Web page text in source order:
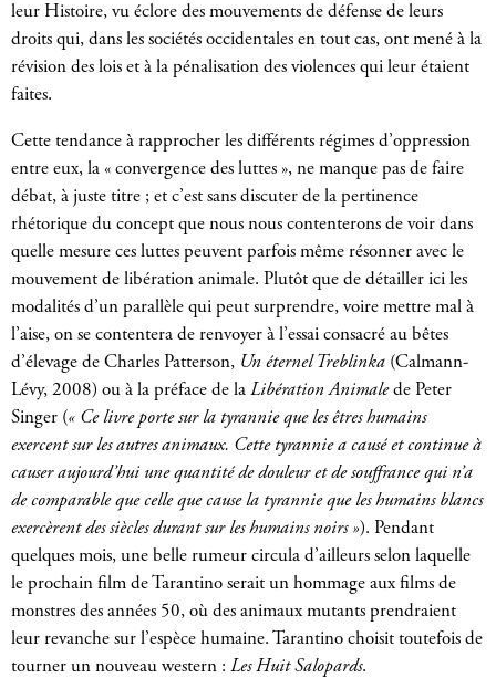
leur Histoire, vu éclore des mouvements de défense de leurs
droits qui, dans les sociétés occidentales en tout cas, ont mené à la
révision des lois et à la pénalisation des violences qui leur étaient
faites.
Cette tendance à rapprocher les différents régimes d’oppression
entre eux, la « convergence des luttes », ne manque pas de faire
débat, à juste titre ; et c’est sans discuter de la pertinence
rhétorique du concept que nous nous contenterons de voir dans
quelle mesure ces luttes peuvent parfois même résonner avec le
mouvement de libération animale. Plutôt que de détailler ici les
modalités d’un parallèle qui peut surprendre, voire mettre mal à
l’aise, on se contentera de renvoyer à l’essai consacré au bêtes
d’élevage de Charles Patterson, Un éternel Treblinka (Calmann-
Lévy, 2008) ou à la préface de la Libération Animalede Peter
Singer (« Ce livre porte sur la tyrannie que les êtres humains
exercent sur les autres animaux. Cette tyrannie a causé et continue à
causer aujourd’hui une quantité de douleur et de souffrance qui n’a
de comparable que celle que cause la tyrannie que les humains blancs
exercèrent des siècles durant sur les humains noirs »). Pendant
quelques mois, une belle rumeur circula d’ailleurs selon laquelle
le prochain film de Tarantino serait un hommage aux films de
monstres des années 50, où des animaux mutants prendraient
leur revanche sur l’espèce humaine. Tarantino choisit toutefois de
tourner un nouveau western : Les Huit Salopards.